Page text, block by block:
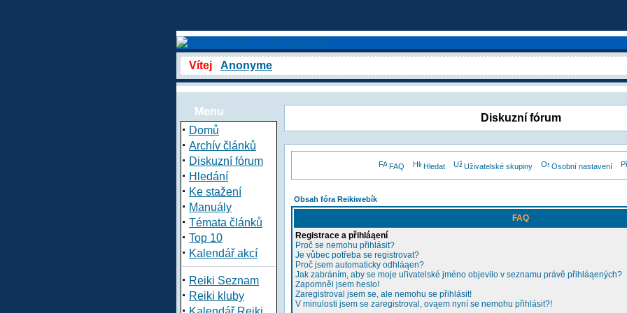
Vítej Anonyme
Menu
· Domů
· Archív článků
· Diskuzní fórum
· Hledání
· Ke stažení
· Manuály
· Témata článků
· Top 10
· Kalendář akcí
· Reiki Seznam
· Reiki kluby
Diskuzní fórum
FAQ Hledat Uživatelské skupiny Osobní nastavení
Obsah fóra Reikiwebík
FAQ
Registrace a přihláąení
Proč se nemohu přihlásit?
Je vůbec potřeba se registrovat?
Proč jsem automaticky odhláąen?
Jak zabráním, aby se moje uľivatelské jméno objevilo v seznamu právě přihláąených?
Zapomněl jsem heslo!
Zaregistroval jsem se, ale nemohu se přihlásit!
V minulosti jsem se zaregistroval, ovąem nyní se nemohu přihlásit?!